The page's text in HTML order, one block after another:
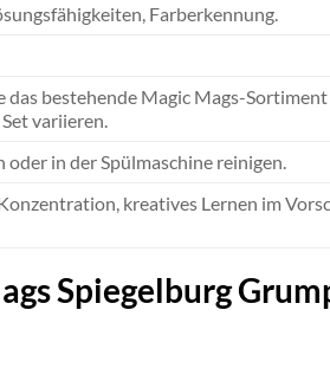
Farberkennung.
das bestehende Magic Mags-Sortiment
variieren.
in der Spülmaschine reinigen.
kreatives Lernen im
Spiegelburg